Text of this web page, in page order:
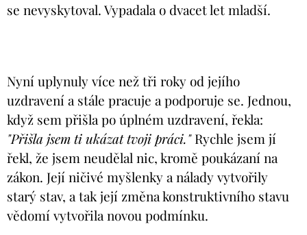
se nevyskytoval. Vypadala o dvacet let mladší.
Nyní uplynuly více než tři roky od jejího
uzdravení a stále pracuje a podporuje se. Jednou,
když sem přišla po úplném uzdravení, řekla:
"Přišla jsem ti ukázat tvoji práci."Rychle jsem jí
řekl, že jsem neudělal nic, kromě poukázaní na
zákon. Její ničivé myšlenky a nálady vytvořily
starý stav, a tak její změna konstruktivního stavu
vědomí vytvořila novou podmínku.